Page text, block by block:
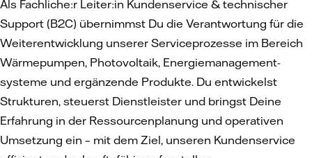
Als Fachliche:r Leiter:in Kundenservice & technischer
Support (B2C) übernimmst Du die Verantwortung für die
Weiterentwicklung unserer Serviceprozesse im Bereich
Wärmepumpen, Photovoltaik, Energiemanagement-
systeme und ergänzende Produkte. Du entwickelst
Strukturen, steuerst Dienstleister und bringst Deine
Erfahrung in der Ressourcenplanung und operativen
Umsetzung ein – mit dem Ziel, unseren Kundenservice